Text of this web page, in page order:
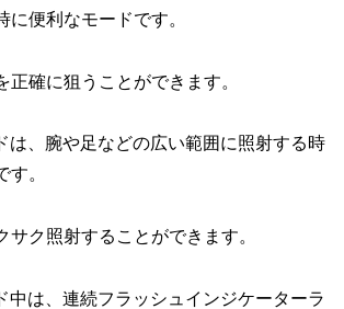
に便利なモードです。
正確に狙うことができます。
は、腕や足などの広い範囲に照射する時
す。
サク照射することができます。
中は、連続フラッシュインジケーターラ